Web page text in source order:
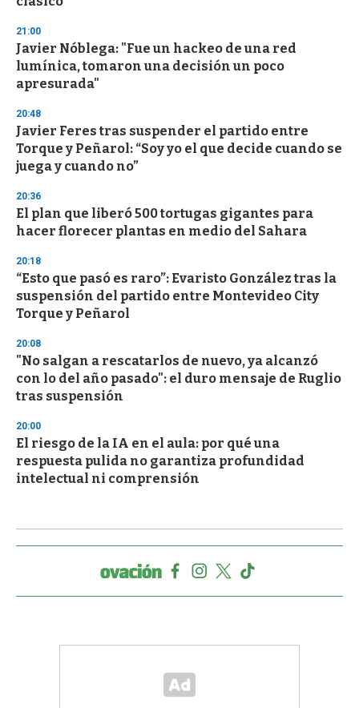
21:00
Javier Nóblega: "Fue un hackeo de una red
lumínica, tomaron una decisión un poco
apresurada"
20:48
Javier Feres tras suspender el partido entre
Torque y Peñarol: “Soy yo el que decide cuando se
juega y cuando no”
20:36
El plan que liberó 500 tortugas gigantes para
hacer florecer plantas en medio del Sahara
20:18
“Esto que pasó es raro”: Evaristo González tras la
suspensión del partido entre Montevideo City
Torque y Peñarol
20:08
"No salgan a rescatarlos de nuevo, ya alcanzó
con lo del año pasado": el duro mensaje de Ruglio
tras suspensión
20:00
El riesgo de la IA en el aula: por qué una
respuesta pulida no garantiza profundidad
intelectual ni comprensión